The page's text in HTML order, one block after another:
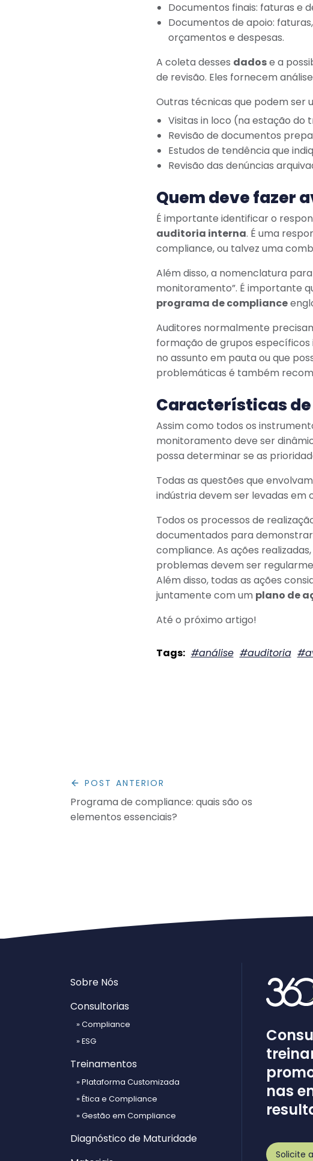
Documentos finais: faturas e
Documentos de apoio:
orçamentos e despesas.
A coleta desses dadose a
de revisão. Eles fornecem
Outras técnicas que podem ser
Visitas in loco (na estação do
Revisão de documentos
Estudos de tendência que
Revisão das denúncias
Quem deve fazer
É importante identificar o
auditoria interna. É uma
compliance, ou talvez uma
Além disso, a nomenclatura
monitoramento”. É importante
programa de compliance
Auditores normalmente
formação de grupos
no assunto em pauta ou que
problemáticas é também
Características
Assim como todos os
monitoramento deve ser
possa determinar se as
Todas as questões que
indústria devem ser levadas
Todos os processos de
documentados para
compliance. As ações
problemas devem ser
Além disso, todas as ações
juntamente com um plano de
Até o próximo artigo!
#análise #auditoria
POST ANTERIOR
Programa de compliance: quais são os
elementos essenciais?
Sobre Nós
Consultorias
» Compliance
» ESG
Treinamentos
» Plataforma Customizada
» Ética e Compliance
» Gestão em Compliance
Diagnóstico de Maturidade
nas
Solicite